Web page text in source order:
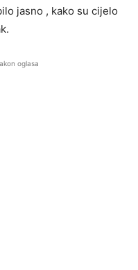
jasno , kako su cijelo
oglasa